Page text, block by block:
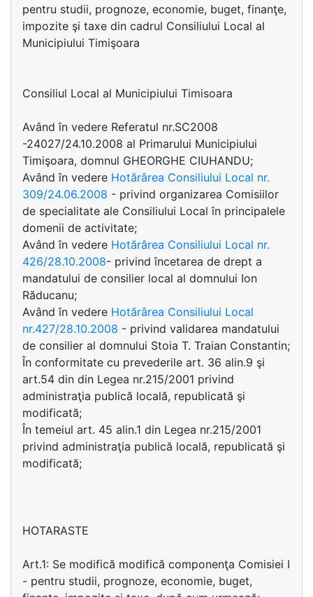
pentru studii, prognoze, economie, buget, finanţe,
impozite şi taxe din cadrul Consiliului Local al
Municipiului Timişoara
Consiliul Local al Municipiului Timisoara
Având în vedere Referatul nr.SC2008
-24027/24.10.2008 al Primarului Municipiului
Timişoara, domnul GHEORGHE CIUHANDU;
Având în vedere Hotărârea Consiliului Local nr.
309/24.06.2008 - privind organizarea Comisiilor
de specialitate ale Consiliului Local în principalele
domenii de activitate;
Având în vedere Hotărârea Consiliului Local nr.
426/28.10.2008- privind încetarea de drept a
mandatului de consilier local al domnului Ion
Răducanu;
Având în vedere Hotărârea Consiliului Local
nr.427/28.10.2008 - privind validarea mandatului
de consilier al domnului Stoia T. Traian Constantin;
În conformitate cu prevederile art. 36 alin.9 şi
art.54 din din Legea nr.215/2001 privind
administraţia publică locală, republicată şi
modificată;
În temeiul art. 45 alin.1 din Legea nr.215/2001
privind administraţia publică locală, republicată şi
modificată;
HOTARASTE
Art.1: Se modifică modifică componenţa Comisiei I
- pentru studii, prognoze, economie, buget,